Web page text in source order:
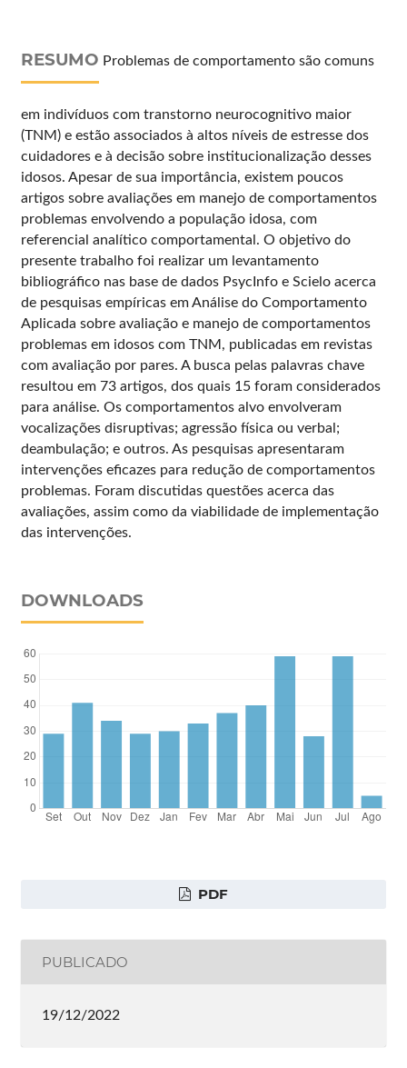
RESUMO Problemas de comportamento são comuns
em indivíduos com transtorno neurocognitivo maior
(TNM) e estão associados à altos níveis de estresse dos
cuidadores e à decisão sobre institucionalização desses
idosos. Apesar de sua importância, existem poucos
artigos sobre avaliações em manejo de comportamentos
problemas envolvendo a população idosa, com
referencial analítico comportamental. O objetivo do
presente trabalho foi realizar um levantamento
bibliográfico nas base de dados PsycInfo e Scielo acerca
de pesquisas empíricas em Análise do Comportamento
Aplicada sobre avaliação e manejo de comportamentos
problemas em idosos com TNM, publicadas em revistas
com avaliação por pares. A busca pelas palavras chave
resultou em 73 artigos, dos quais 15 foram considerados
para análise. Os comportamentos alvo envolveram
vocalizações disruptivas; agressão física ou verbal;
deambulação; e outros. As pesquisas apresentaram
intervenções eficazes para redução de comportamentos
problemas. Foram discutidas questões acerca das
avaliações, assim como da viabilidade de implementação
das intervenções.
DOWNLOADS
PDF
PUBLICADO
19/12/2022